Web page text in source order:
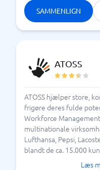
SAMMENLIGN
ATOSS
ATOSS hjælper store,
frigøre deres fulde
Workforce
multinationale
Lufthansa, Pepsi,
blandt de ca. 15.000
Læs